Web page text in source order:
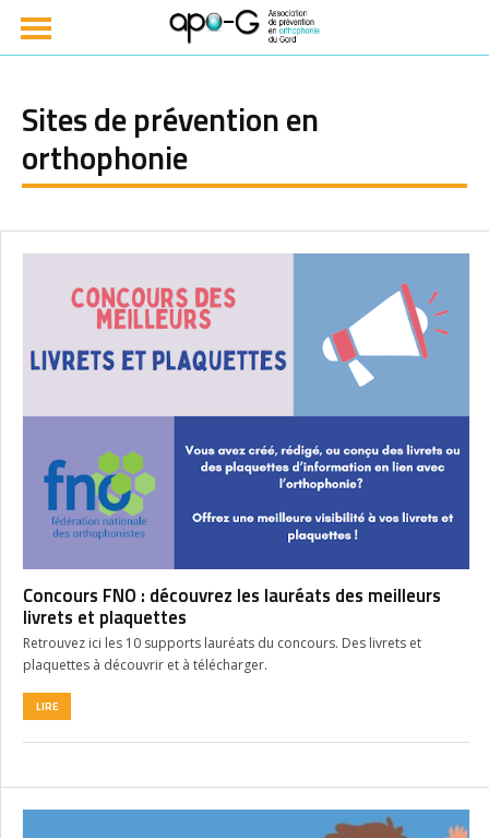
Sites de prévention en
orthophonie
Concours FNO : découvrez les lauréats des meilleurs
livrets et plaquettes
Retrouvez ici les 10 supports lauréats du concours. Des livrets et
plaquettes à découvrir et à télécharger.
LIRE